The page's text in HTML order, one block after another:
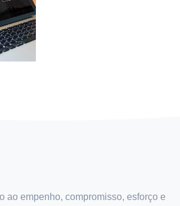
ao empenho, compromisso, esforço e